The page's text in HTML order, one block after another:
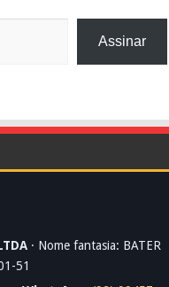
Assinar
· Nome fantasia: BATER
51